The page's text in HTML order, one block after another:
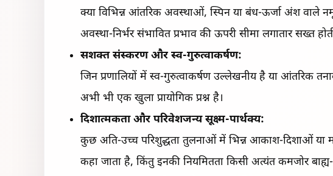
क्या विभिन्न आंतरिक अवस्थाओं, स्पिन या बंध-ऊर्जा अंश वाले
अवस्था-निर्भर संभावित प्रभाव की ऊपरी सीमा लगातार सख्त
सशक्त संस्करण और स्व-गुरुत्वाकर्षण:
जिन प्रणालियों में स्व-गुरुत्वाकर्षण उल्लेखनीय है या आंतरिक
अभी भी एक खुला प्रायोगिक प्रश्न है।
दिशात्मकता और परिवेशजन्य सूक्ष्म-पार्थक्य:
कुछ अति-उच्च परिशुद्धता तुलनाओं में भिन्न आकाश-दिशाओं या
कहा जाता है, किंतु इनकी नियमितता किसी अत्यंत कमजोर